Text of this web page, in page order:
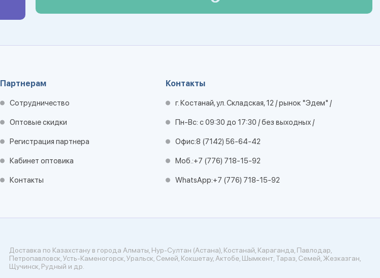
Партнерам
Сотрудничество
Оптовые скидки
Регистрация партнера
Кабинет оптовика
Контакты
Контакты
г. Костанай, ул. Складская, 12 / рынок "Эдем" /
Пн-Вс: с 09:30 до 17:30 / без выходных /
Офис:8 (7142) 56-64-42
Моб.:+7 (776) 718-15-92
WhatsApp:+7 (776) 718-15-92
Доставка по Казахстану в города Алматы, Нур-Султан (Астана), Костанай, Караганда, Павлодар,
Петропавловск, Усть-Каменогорск, Уральск, Семей, Кокшетау, Актобе, Шымкент, Тараз, Семей, Жезказган,
Щучинск, Рудный и др.